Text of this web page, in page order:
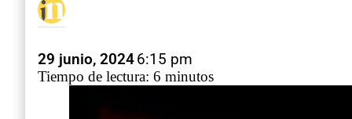
29 junio, 20246:15 pm
Tiempo de lectura: 6 minutos